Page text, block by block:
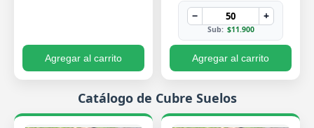
Agregar al carrito
− +
Sub: $11.900
Agregar al carrito
Catálogo de Cubre Suelos